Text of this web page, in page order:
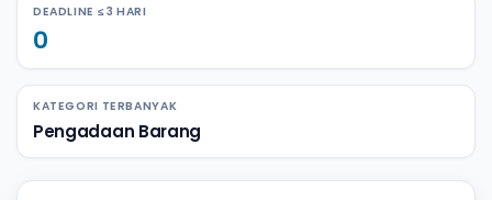
DEADLINE ≤ 3 HARI
0
KATEGORI TERBANYAK
Pengadaan Barang